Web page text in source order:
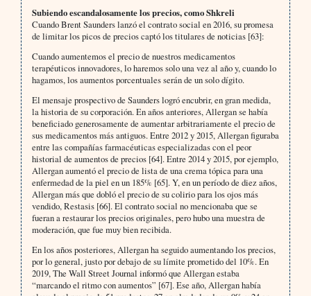
Subiendo escandalosamente los precios, como Shkreli
Cuando Brent Saunders lanzó el contrato social en 2016, su promesa
de limitar los picos de precios captó los titulares de noticias [63]:
Cuando aumentemos el precio de nuestros medicamentos
terapéuticos innovadores, lo haremos solo una vez al año y, cuando lo
hagamos, los aumentos porcentuales serán de un solo dígito.
El mensaje prospectivo de Saunders logró encubrir, en gran medida,
la historia de su corporación. En años anteriores, Allergan se había
beneficiado generosamente de aumentar arbitrariamente el precio de
sus medicamentos más antiguos. Entre 2012 y 2015, Allergan figuraba
entre las compañías farmacéuticas especializadas con el peor
historial de aumentos de precios [64]. Entre 2014 y 2015, por ejemplo,
Allergan aumentó el precio de lista de una crema tópica para una
enfermedad de la piel en un 185% [65]. Y, en un período de diez años,
Allergan más que dobló el precio de su colirio para los ojos más
vendido, Restasis [66]. El contrato social no mencionaba que se
fueran a restaurar los precios originales, pero hubo una muestra de
moderación, que fue muy bien recibida.
En los años posteriores, Allergan ha seguido aumentando los precios,
por lo general, justo por debajo de su límite prometido del 10%. En
2019, The Wall Street Journal informó que Allergan estaba
“marcando el ritmo con aumentos” [67]. Ese año, Allergan había